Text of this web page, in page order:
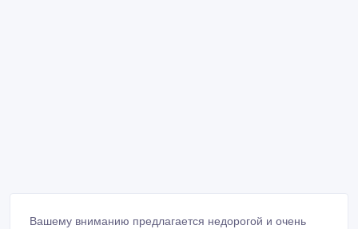
Вашему вниманию предлагается недорогой и очень